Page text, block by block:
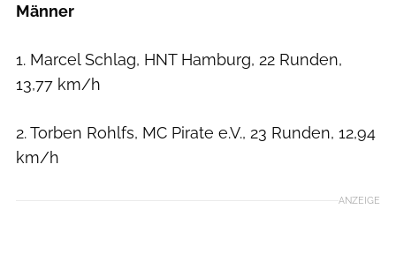
Männer
1. Marcel Schlag, HNT Hamburg, 22 Runden,
13,77 km/h
2. Torben Rohlfs, MC Pirate e.V., 23 Runden, 12,94
km/h
ANZEIGE